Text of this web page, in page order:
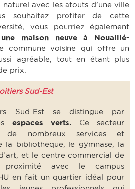
avec les atouts d’une ville
souhaitez profiter de cette
vous pourriez également
maison neuve à Nouaillé-
commune voisine qui offre un
agréable, tout en étant plus
prix.
Sud-Est
Sud-Est se distingue par
espaces verts. Ce secteur
de nombreux services et
la bibliothèque, le gymnase, la
et le centre commercial de
avec le campus
en fait un quartier idéal pour